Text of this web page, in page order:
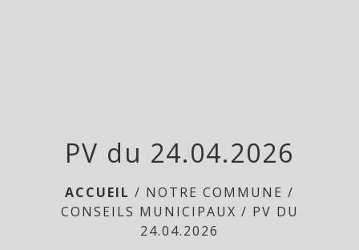
PV du 24.04.2026
ACCUEIL / NOTRE COMMUNE /
CONSEILS MUNICIPAUX / PV DU
24.04.2026